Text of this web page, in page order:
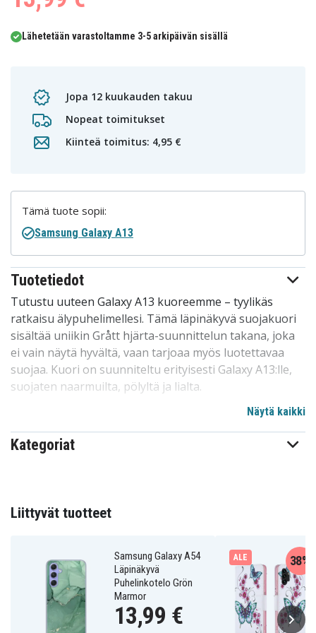
Lähetetään varastoltamme 3-5 arkipäivän sisällä
Jopa 12 kuukauden takuu
Nopeat toimitukset
Kiinteä toimitus: 4,95 €
Tuotetiedot
Tutustu uuteen Galaxy A13 kuoreemme – tyylikäs
ratkaisu älypuhelimellesi. Tämä läpinäkyvä suojakuori
sisältää uniikin Grått hjärta-suunnittelun takana, joka
ei vain näytä hyvältä, vaan tarjoaa myös luotettavaa
suojaa. Kuori on suunniteltu erityisesti Galaxy A13:lle,
suojaten naarmuilta, pölyltä ja lialta.
Meidän suunnittelumme on teräväreunaton ja helppo
asentaa tai poistaa puhelimestasi, ilman
naarmuuntumisen tai muiden vahinkojen riskiä. Tämä
kohtuuhintainen, tämä kuori pärjää hyvin kilpailussa.
Erinomainen valinta puhelinten suojaamiseen perheen
Tuotteen yksityiskohdat:
-Erityisesti suunniteltu Galaxy A13:lle, yhteensopiva
Näytä kaikki
Kategoriat
Tämä tuote sopii:
Samsung Galaxy A13
Liittyvät tuotteet
Samsung Galaxy A54
Läpinäkyvä
Puhelinkotelo Grön
Marmor
13,99 €
ALE 38%